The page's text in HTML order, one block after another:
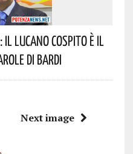
Il Lucano Cospito È Il
Di Bardi
Next image